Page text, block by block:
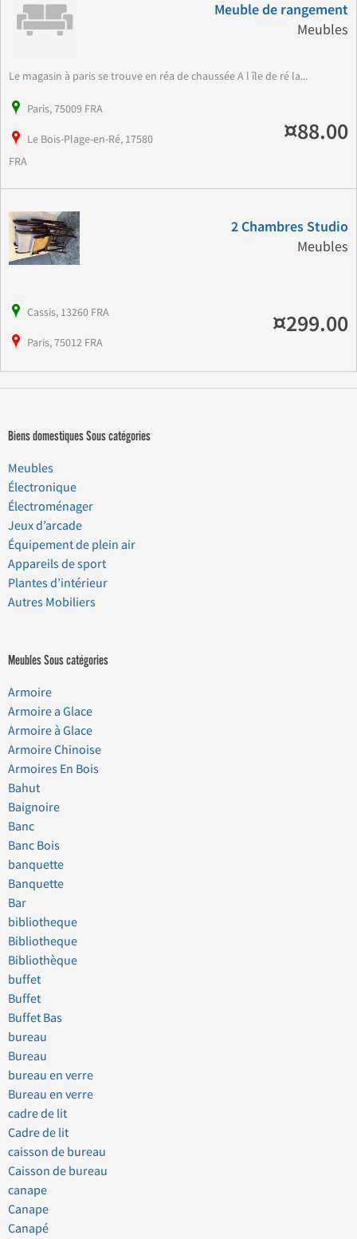
Meuble de rangement
Meubles
Le magasin à paris se trouve en réa de chaussée A l île de ré la...
Paris, 75009 FRA
Le Bois-Plage-en-Ré, 17580
FRA
¤88.00
2 Chambres Studio
Meubles
Cassis, 13260 FRA
Paris, 75012 FRA
¤299.00
Biens domestiques Sous catégories
Meubles
Électronique
Électroménager
Jeux d’arcade
Équipement de plein air
Appareils de sport
Plantes d’intérieur
Autres Mobiliers
Meubles Sous catégories
Armoire
Armoire a Glace
Armoire à Glace
Armoire Chinoise
Armoires En Bois
Bahut
Baignoire
Banc
Banc Bois
banquette
Banquette
Bar
bibliotheque
Bibliotheque
Bibliothèque
buffet
Buffet
Buffet Bas
bureau
Bureau
bureau en verre
Bureau en verre
cadre de lit
Cadre de lit
caisson de bureau
Caisson de bureau
canape
Canape
Canapé